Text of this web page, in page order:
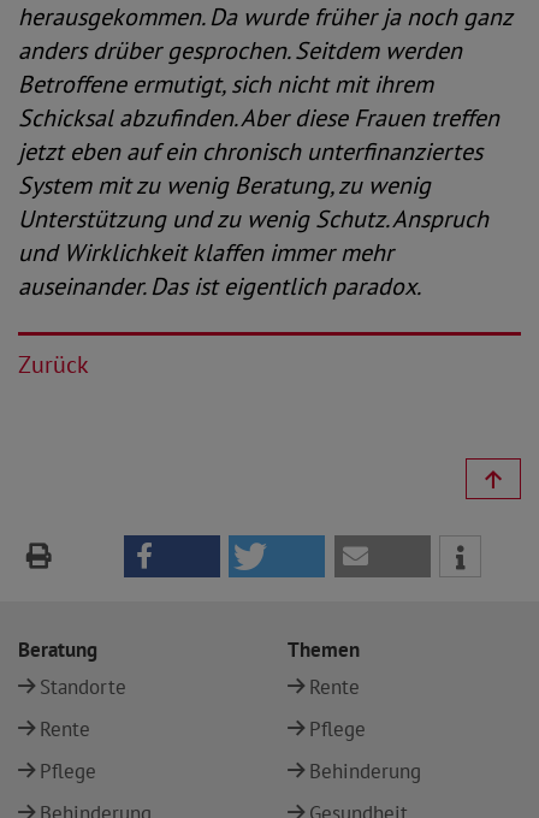
herausgekommen. Da wurde früher ja noch ganz
anders drüber gesprochen. Seitdem werden
Betroffene ermutigt, sich nicht mit ihrem
Schicksal abzufinden. Aber diese Frauen treffen
jetzt eben auf ein chronisch unterfinanziertes
System mit zu wenig Beratung, zu wenig
Unterstützung und zu wenig Schutz. Anspruch
und Wirklichkeit klaffen immer mehr
auseinander. Das ist eigentlich paradox.
Zurück
Beratung
Standorte
Rente
Pflege
Themen
Rente
Pflege
Behinderung